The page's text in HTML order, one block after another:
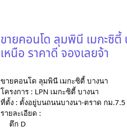
ขายคอนโด ลุมพินี เมกะซิ
เหนือ ราคาดี จองเลยจ้า
ขายคอนโด ลุมพินี เมกะซิตี้ บางนา
โครงการ : LPN เมกะซิตี้ บางนา
ที่ตั้ง : ตั้งอยู่บนถนนบางนา-ตราด กม
รายละเอียด :
ตึก D